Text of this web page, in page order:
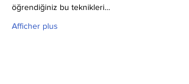
öğrendiğiniz bu teknikleri…
Afficher plus